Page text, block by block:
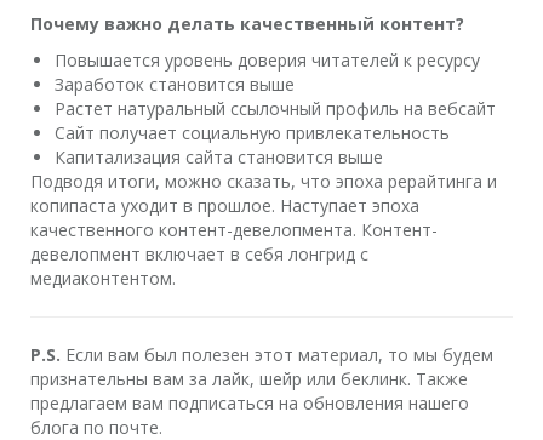
Почему важно делать качественный контент?
Повышается уровень доверия читателей к ресурсу
Заработок становится выше
Растет натуральный ссылочный профиль на вебсайт
Сайт получает социальную привлекательность
Капитализация сайта становится выше
Подводя итоги, можно сказать, что эпоха рерайтинга и
копипаста уходит в прошлое. Наступает эпоха
качественного контент-девелопмента. Контент-
девелопмент включает в себя лонгрид с
медиаконтентом.
P.S. Если вам был полезен этот материал, то мы будем
признательны вам за лайк, шейр или беклинк. Также
предлагаем вам подписаться на обновления нашего
блога по почте.